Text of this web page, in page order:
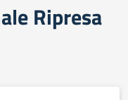
Ripresa